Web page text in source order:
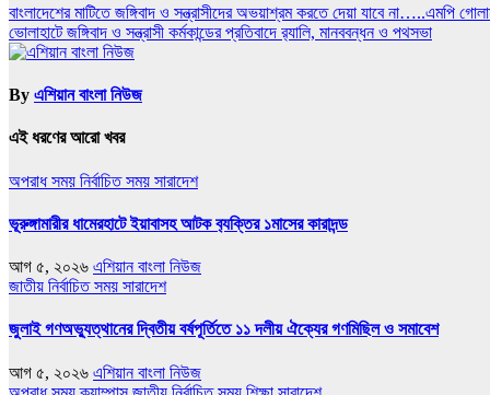
Post
navigation
বাংলাদেশের মাটিতে জঙ্গিবাদ ও সন্ত্রাসীদের অভয়াশ্রম করতে দেয়া যাবে না…..এমপি
ভোলাহাটে জঙ্গিবাদ ও সন্ত্রাসী কর্মকান্ডের প্রতিবাদে র‌্যালি, মানববন্ধন ও পথসভা
By এশিয়ান বাংলা নিউজ
এই ধরণের আরো খবর
অপরাধ সময় নির্বাচিত সময় সারাদেশ
ভূরুঙ্গামারীর ধামেরহাটে ইয়াবাসহ আটক ব‍্যক্তির ১মাসের কারাদন্ড
আগ ৫, ২০২৬ এশিয়ান বাংলা নিউজ
জাতীয় নির্বাচিত সময় সারাদেশ
জুলাই গণঅভ্যুত্থানের দ্বিতীয় বর্ষপূর্তিতে ১১ দলীয় ঐক্যের গণমিছিল ও সমাবেশ
আগ ৫, ২০২৬ এশিয়ান বাংলা নিউজ